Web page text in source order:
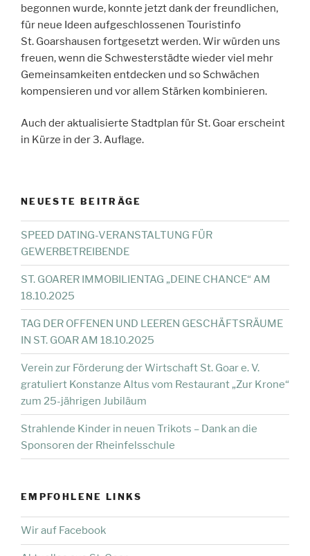
begonnen wurde, konnte jetzt dank der freundlichen,
für neue Ideen aufgeschlossenen Touristinfo
St. Goarshausen fortgesetzt werden. Wir würden uns
freuen, wenn die Schwesterstädte wieder viel mehr
Gemeinsamkeiten entdecken und so Schwächen
kompensieren und vor allem Stärken kombinieren.
Auch der aktualisierte Stadtplan für St. Goar erscheint
in Kürze in der 3. Auflage.
NEUESTE BEITRÄGE
SPEED DATING-VERANSTALTUNG FÜR
GEWERBETREIBENDE
ST. GOARER IMMOBILIENTAG „DEINE CHANCE“ AM
18.10.2025
TAG DER OFFENEN UND LEEREN GESCHÄFTSRÄUME
IN ST. GOAR AM 18.10.2025
Verein zur Förderung der Wirtschaft St. Goar e. V.
gratuliert Konstanze Altus vom Restaurant „Zur Krone“
zum 25-jährigen Jubiläum
Strahlende Kinder in neuen Trikots – Dank an die
Sponsoren der Rheinfelsschule
EMPFOHLENE LINKS
Wir auf Facebook